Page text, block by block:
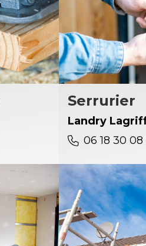
Serrurier
Landry
06 18 30 08